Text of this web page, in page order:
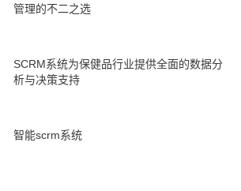
管理的不二之选
SCRM系统为保健品行业提供全面的数据分
析与决策支持
智能scrm系统